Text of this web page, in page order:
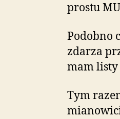
prostu
Podobno
zdarza
mam listy
Tym